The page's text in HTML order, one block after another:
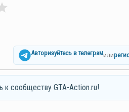
Авторизуйтесь в телеграмили
к сообществу GTA-Action.ru!